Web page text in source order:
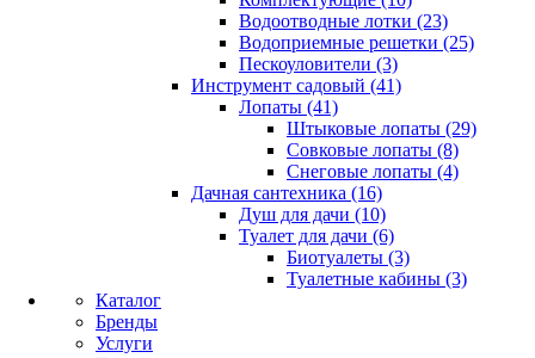
Водоотводные лотки (23)
Водоприемные решетки (25)
Пескоуловители (3)
Инструмент садовый (41)
Лопаты (41)
Штыковые лопаты (29)
Совковые лопаты (8)
Снеговые лопаты (4)
Дачная сантехника (16)
Душ для дачи (10)
Туалет для дачи (6)
Биотуалеты (3)
Туалетные кабины (3)
Каталог
Бренды
Услуги